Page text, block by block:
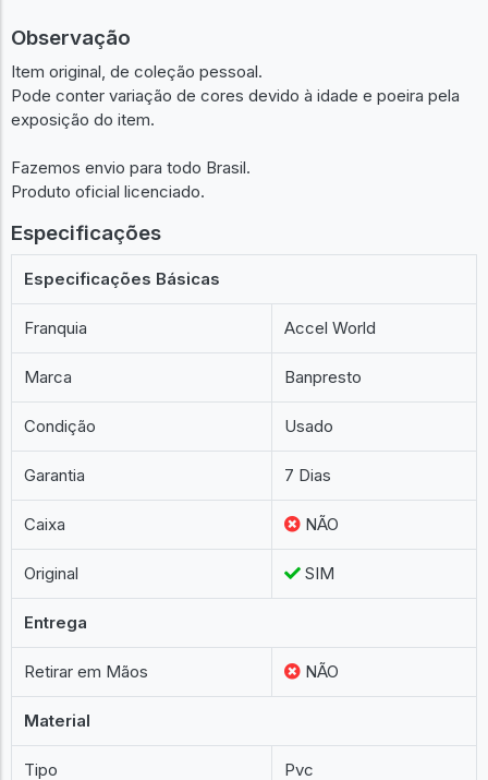
Observação
Item original, de coleção pessoal.
Pode conter variação de cores devido à idade e poeira pela
exposição do item.
Fazemos envio para todo Brasil.
Produto oficial licenciado.
Especificações
Especificações Básicas
Franquia Accel World
Marca Banpresto
Condição Usado
Garantia 7 Dias
Caixa NÃO
Original SIM
Entrega
Retirar em Mãos NÃO
Material
Tipo Pvc